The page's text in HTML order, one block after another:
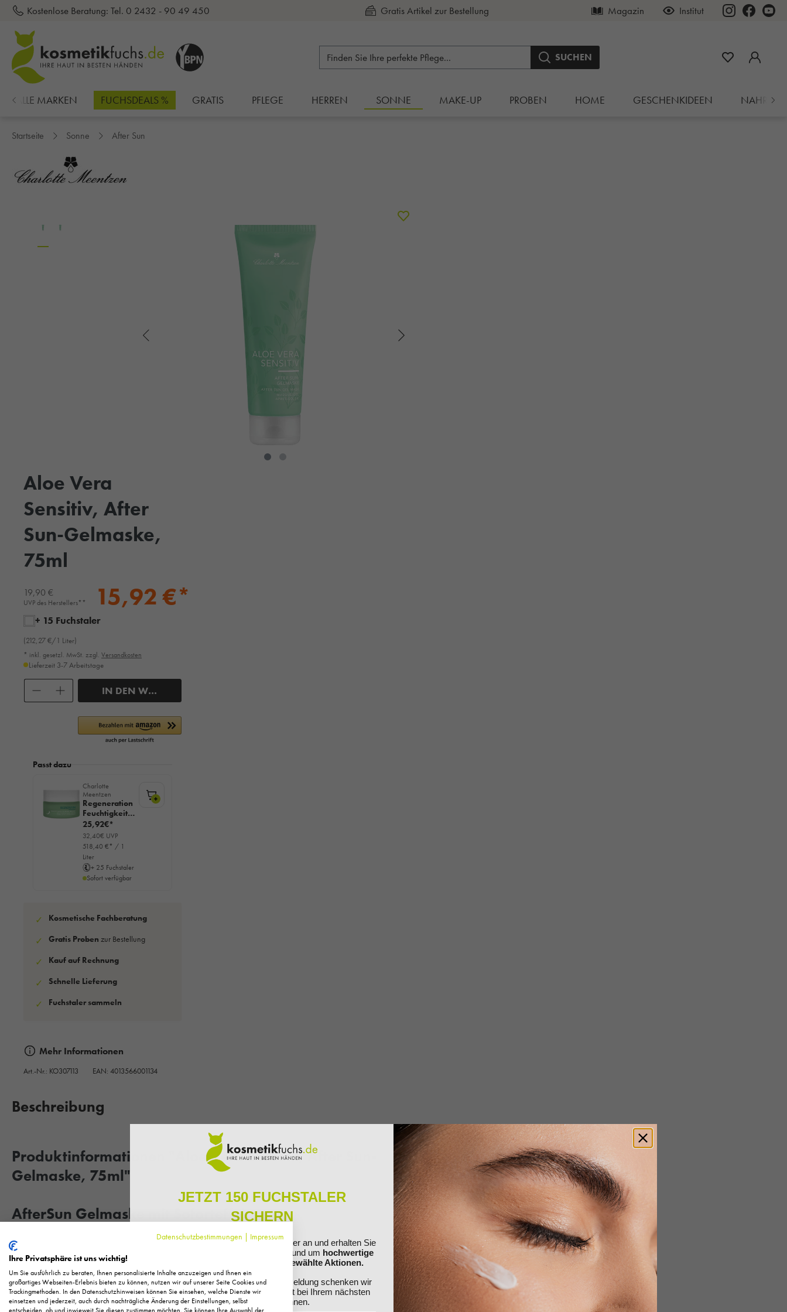
springen
Kostenlose Beratung: Tel. 0 2432 - 90 49 450 Kauf auf Rechnung Magazin Institut
SUCHEN
ALLE MARKEN FUCHSDEALS % GRATIS PFLEGE HERREN SONNE MAKE-UP PROBEN HOME GESCHENKIDEEN
Startseite Sonne After Sun
Aloe Vera
Sensitiv, After
Sun-Gelmaske,
75ml
19,90 €
UVP des Herstellers** 15,92 €*
+ 15 Fuchstaler
(212,27 €/1 Liter)
* inkl. gesetzl. MwSt. zzgl. Versandkosten
Lieferzeit 3-7 Arbeitstage
IN DEN WARENKORB
Passt dazu
Charlotte
Meentzen
Regeneration
Feuchtigkeitsc
reme Nacht,
50ml
25,92€*
32,40€ UVP
518,40 €* / 1
Liter
+ 25 Fuchstaler
Sofort verfügbar
+
✓ Kosmetische Fachberatung
✓ Gratis Proben zur Bestellung
✓ Kauf auf Rechnung
✓ Schnelle Lieferung
✓ Fuchstaler sammeln
Mehr Informationen
Art.-Nr.: KO307113 EAN: 4013566001134
Beschreibung
Produktinformationen "Aloe Vera Sensitiv, After Sun-
Gelmaske, 75ml"
AfterSun Gelmaske mit Soforteffekt
Hauttyp: Für empfindliche, normale sowie sonnengeschädigte Haut geeignet
* Kühlende Gelmaske mit Soforteffekt
* Spendet Feuchtigkeit
* Reduziert Rötungen und Reizungen
JETZT 150 FUCHSTALER
SICHERN
Melden Sie sich zu unserem Newsletter an und erhalten Sie
regelmäßig exklusive Informationen rund um hochwertige
Pflege, neue Produkte und ausgewählte Aktionen.
Als kleines Dankeschön für Ihre Anmeldung schenken wir
Ihnen150 Fuchstaler*, die Sie direkt bei Ihrem nächsten
Einkauf einlösen können.
Datenschutzbestimmungen | Impressum
Ihre Privatsphäre ist uns wichtig!
Um Sie ausführlich zu beraten, Ihnen personalisierte Inhalte anzuzeigen und Ihnen ein
großartiges Webseiten-Erlebnis bieten zu können, nutzen wir auf unserer Seite Cookies und
Trackingmethoden. In den Datenschutzhinweisen können Sie einsehen, welche Dienste wir
einsetzen und jederzeit, auch durch nachträgliche Änderung der Einstellungen, selbst